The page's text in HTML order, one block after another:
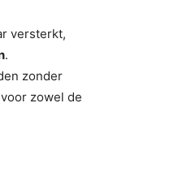
versterkt,
.
zonder
zowel de